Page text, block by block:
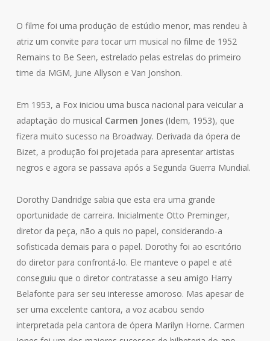
O filme foi uma produção de estúdio menor, mas rendeu à
atriz um convite para tocar um musical no filme de 1952
Remains to Be Seen, estrelado pelas estrelas do primeiro
time da MGM, June Allyson e Van Jonshon.
Em 1953, a Fox iniciou uma busca nacional para veicular a
adaptação do musical Carmen Jones(Idem, 1953), que
fizera muito sucesso na Broadway. Derivada da ópera de
Bizet, a produção foi projetada para apresentar artistas
negros e agora se passava após a Segunda Guerra Mundial.
Dorothy Dandridge sabia que esta era uma grande
oportunidade de carreira. Inicialmente Otto Preminger,
diretor da peça, não a quis no papel, considerando-a
sofisticada demais para o papel. Dorothy foi ao escritório
do diretor para confrontá-lo. Ele manteve o papel e até
conseguiu que o diretor contratasse a seu amigo Harry
Belafonte para ser seu interesse amoroso. Mas apesar de
ser uma excelente cantora, a voz acabou sendo
interpretada pela cantora de ópera Marilyn Horne. Carmen